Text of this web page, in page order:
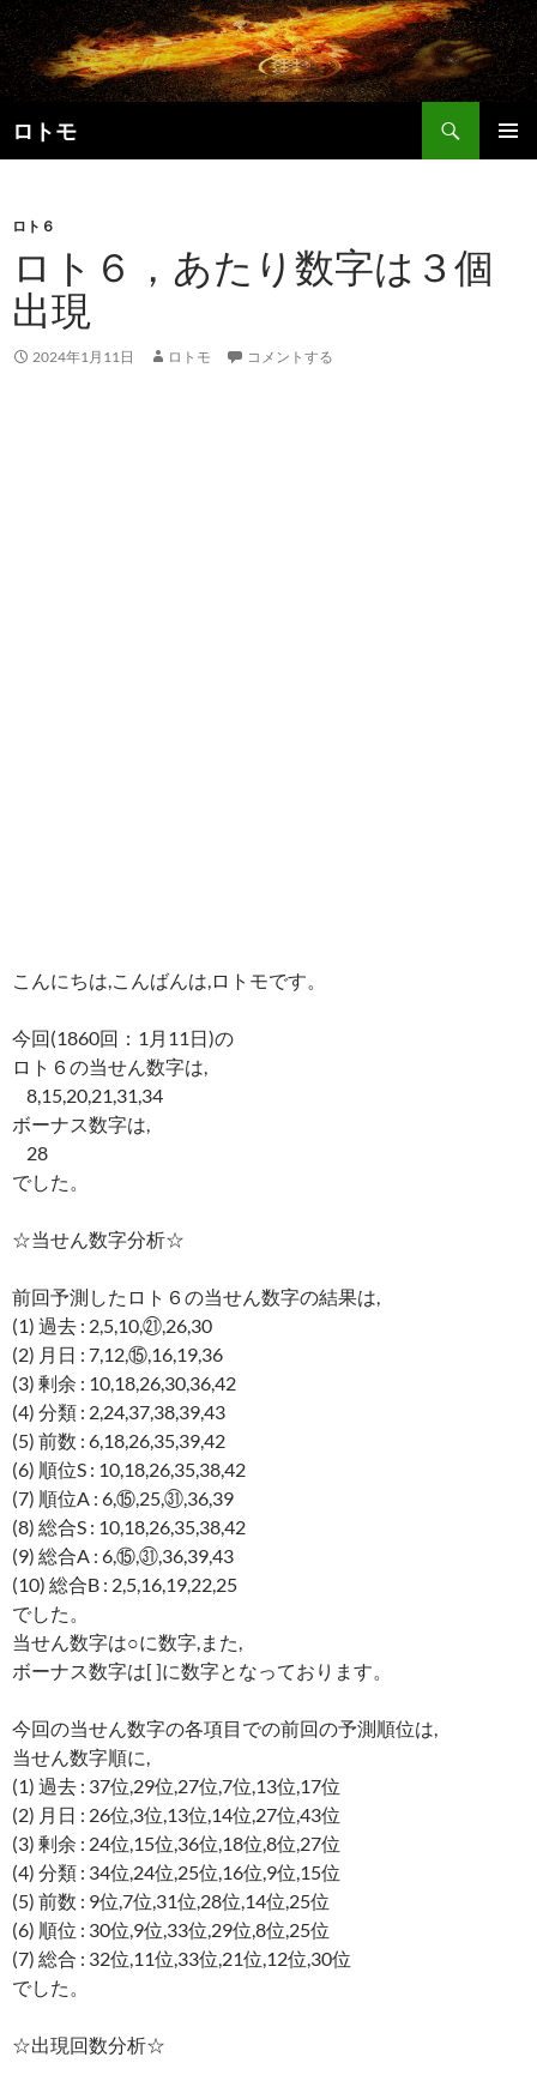
コ
ン
テ
ン
ツ
へ
ロトモ
索
ロト６
ロト６，あたり数字は３個
出現
2024年1月11日 ロトモ コメントする
こんにちは,こんばんは,ロトモです。
今回(1860回：1月11日)の
ロト６の当せん数字は,
8,15,20,21,31,34
ボーナス数字は,
28
でした。
☆当せん数字分析☆
前回予測したロト６の当せん数字の結果は,
(1) 過去 : 2,5,10,㉑,26,30
(2) 月日 : 7,12,⑮,16,19,36
(3) 剰余 : 10,18,26,30,36,42
(4) 分類 : 2,24,37,38,39,43
(5) 前数 : 6,18,26,35,39,42
(6) 順位S : 10,18,26,35,38,42
(7) 順位A : 6,⑮,25,㉛,36,39
(8) 総合S : 10,18,26,35,38,42
(9) 総合A : 6,⑮,㉛,36,39,43
(10) 総合B : 2,5,16,19,22,25
でした。
当せん数字は○に数字,また,
ボーナス数字は[ ]に数字となっております。
今回の当せん数字の各項目での前回の予測順位は,
当せん数字順に,
(1) 過去 : 37位,29位,27位,7位,13位,17位
(2) 月日 : 26位,3位,13位,14位,27位,43位
(3) 剰余 : 24位,15位,36位,18位,8位,27位
(4) 分類 : 34位,24位,25位,16位,9位,15位
(5) 前数 : 9位,7位,31位,28位,14位,25位
(6) 順位 : 30位,9位,33位,29位,8位,25位
(7) 総合 : 32位,11位,33位,21位,12位,30位
でした。
☆出現回数分析☆